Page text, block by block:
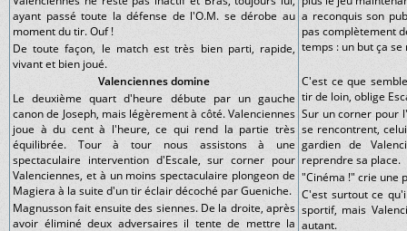
ayant passé toute la défense de l'O.M. se dérobe au
moment du tir. Ouf !
De toute façon, le match est très bien parti, rapide,
vivant et bien joué.
Valenciennes domine
Le deuxième quart d'heure débute par un gauche
canon de Joseph, mais légèrement à côté. Valenciennes
joue à du cent à l'heure, ce qui rend la partie très
équilibrée. Tour à tour nous assistons à une
spectaculaire intervention d'Escale, sur corner pour
Valenciennes, et à un moins spectaculaire plongeon de
Magiera à la suite d'un tir éclair décoché par Gueniche.
Magnusson fait ensuite des siennes. De la droite, après
avoir éliminé deux adversaires il tente de mettre la
a reconquis son
pas complètement
temps : un but ça
C'est ce que
tir de loin, oblige
Sur un corner pour
se rencontrent,
gardien de
reprendre sa place.
"Cinéma !" crie une
C'est surtout ce
sportif, mais
autant.